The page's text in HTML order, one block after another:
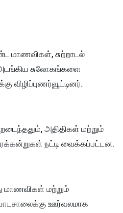
மாணவிகள், சுற்றாடல்
அடங்கிய சுலோகங்களை
விழிப்புணர்வூட்டினர்.
அதிதிகள் மற்றும்
நட்டி வைக்கப்பட்டன.
மாணவிகள் மற்றும்
ஊர்வலமாக